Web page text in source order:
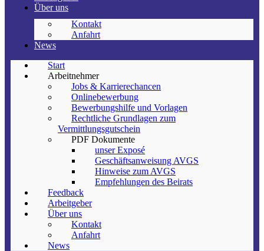
Über uns
Kontakt
Anfahrt
News
Start
Arbeitnehmer
Jobs & Karrierechancen
Onlinebewerbung
Bewerbungshilfe und Vorlagen
Rechtliche Grundlagen zum
Vermittlungsgutschein
PDF Dokumente
unser Exposé
Geschäftsanweisung AVGS
Hinweise zum AVGS
Empfehlungen des Beirats
Feedback
Arbeitgeber
Über uns
Kontakt
Anfahrt
News